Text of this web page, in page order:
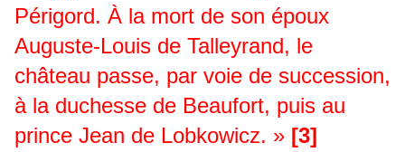
Périgord. À la mort de son époux
Auguste-Louis de Talleyrand, le
château passe, par voie de succession,
à la duchesse de Beaufort, puis au
prince Jean de Lobkowicz. » [3]